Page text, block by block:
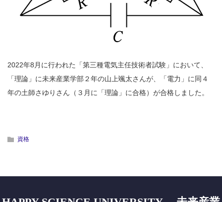
2022年8月に行われた「第三種電気主任技術者試験」において、
「理論」に未来産業学部２年の山上颯太さんが、「電力」に同４
年の土師さゆりさん（３月に「理論」に合格）が合格しました。
資格